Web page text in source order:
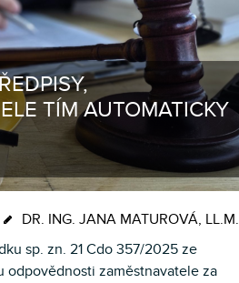
TÍM AUTOMATICKY
DR. ING. JANA MATUROVÁ, LL.M.
sp. zn. 21 Cdo 357/2025 ze
zaměstnavatele za